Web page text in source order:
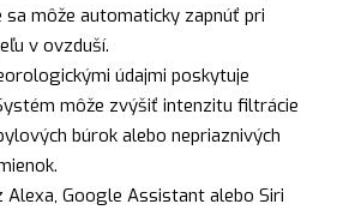
sa môže automaticky zapnúť pri
v ovzduší.
údajmi poskytuje
môže zvýšiť intenzitu filtrácie
búrok alebo nepriaznivých
Alexa, Google Assistant alebo Siri